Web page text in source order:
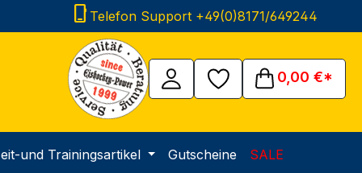
phone_iphone Telefon Support +49(0)8171/649244
0,00 €*
und Trainingsartikel Gutscheine SALE